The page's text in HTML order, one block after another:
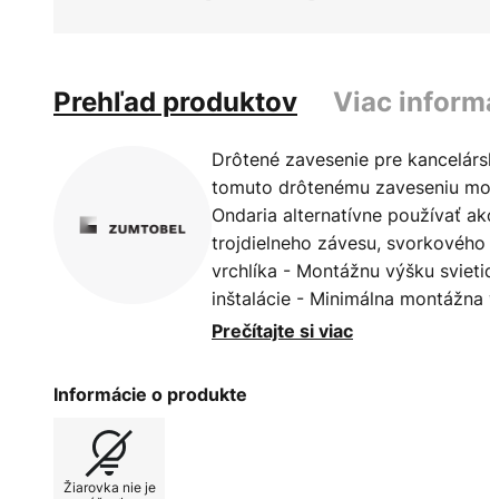
Prehľad produktov Viac
Drôtené zavesenie pre
tomuto drôtenému zaveseniu
Ondaria alternatívne používať
trojdielneho závesu,
vrchlíka - Montážnu výšku
inštalácie - Minimálna
cm/Ondaria Ø 87 cm, 80 cm pre
Prečítajte si viac
Informácie o produkte
Žiarovka nie je